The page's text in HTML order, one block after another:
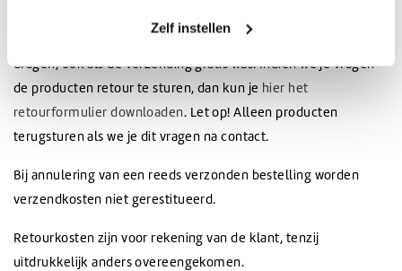
Zelf instellen
retourrecht. Je dient zelf de kosten van retourzendingen te
dragen, ook als de verzending gratis was. Indien we je vragen
de producten retour te sturen, dan kun je hier het
retourformulier downloaden. Let op! Alleen producten
terugsturen als we je dit vragen na contact.
Bij annulering van een reeds verzonden bestelling worden
verzendkosten niet gerestitueerd.
Retourkosten zijn voor rekening van de klant, tenzij
uitdrukkelijk anders overeengekomen.